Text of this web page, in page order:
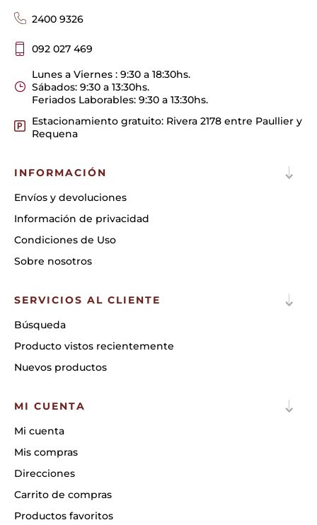
2400 9326
092 027 469
Lunes a Viernes : 9:30 a 18:30hs.
Sábados: 9:30 a 13:30hs.
Feriados Laborables: 9:30 a 13:30hs.
Estacionamiento gratuito: Rivera 2178 entre Paullier y
Requena
INFORMACIÓN
Envíos y devoluciones
Información de privacidad
Condiciones de Uso
Sobre nosotros
SERVICIOS AL CLIENTE
Búsqueda
Producto vistos recientemente
Nuevos productos
MI CUENTA
Mi cuenta
Mis compras
Direcciones
Carrito de compras
Productos favoritos